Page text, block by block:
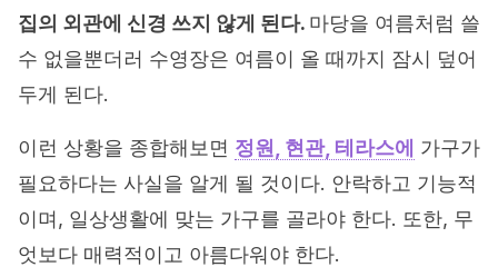
집의 외관에 신경 쓰지 않게 된다. 마당을 여름처럼 쓸
수 없을뿐더러 수영장은 여름이 올 때까지 잠시 덮어
두게 된다.
이런 상황을 종합해보면 정원, 현관, 테라스에 가구가
필요하다는 사실을 알게 될 것이다. 안락하고 기능적
이며, 일상생활에 맞는 가구를 골라야 한다. 또한, 무
엇보다 매력적이고 아름다워야 한다.